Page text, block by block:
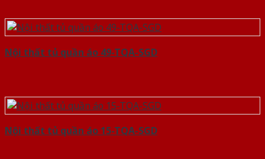
Nội thất tủ quần áo 49-TQA-SGD
Nội thất tủ quần áo 15-TQA-SGD